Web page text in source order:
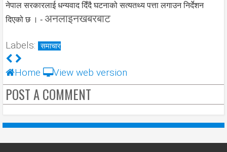
नेपाल सरकारलाई धन्यवाद दिँदै घटनाको सत्यतथ्य पत्ता लगाउन निर्देशन
दिएको छ । - अनलाइनखबरबाट
Labels: समाचार
Home View web version
POST A COMMENT